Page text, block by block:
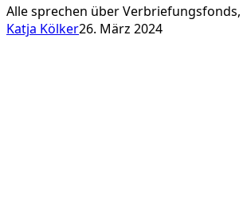
Alle sprechen über
Katja Kölker26. März 2024